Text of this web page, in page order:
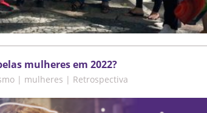
mulheres em 2022?
| mulheres | Retrospectiva